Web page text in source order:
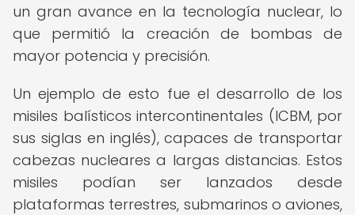
un gran avance en la tecnología nuclear, lo
que permitió la creación de bombas de
mayor potencia y precisión.
Un ejemplo de esto fue el desarrollo de los
misiles balísticos intercontinentales (ICBM, por
sus siglas en inglés), capaces de transportar
cabezas nucleares a largas distancias. Estos
misiles podían ser lanzados desde
plataformas terrestres, submarinos o aviones,